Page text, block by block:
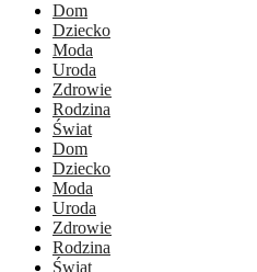
Dom
Dziecko
Moda
Uroda
Zdrowie
Rodzina
Świat
Dom
Dziecko
Moda
Uroda
Zdrowie
Rodzina
Świat